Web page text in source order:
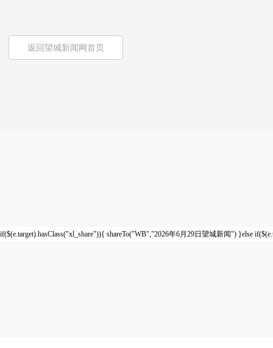
返回望城新闻网首页
if($(e.target).hasClass("xl_share")){ shareTo("WB","2026年6月29日望城新闻") }else